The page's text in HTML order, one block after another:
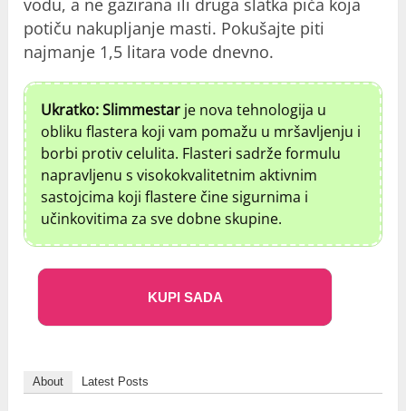
vodu, a ne gazirana ili druga slatka pića koja
potiču nakupljanje masti. Pokušajte piti
najmanje 1,5 litara vode dnevno.
Ukratko: Slimmestar je nova tehnologija u
obliku flastera koji vam pomažu u mršavljenju i
borbi protiv celulita. Flasteri sadrže formulu
napravljenu s visokokvalitetnim aktivnim
sastojcima koji flastere čine sigurnima i
učinkovitima za sve dobne skupine.
KUPI SADA
About Latest Posts